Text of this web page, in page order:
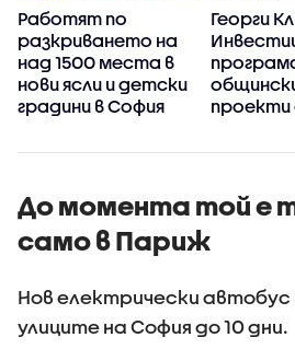
Работят по
разкриването на
над 1500 места в
нови ясли и детски
градини в София
Георги
До момента той е
само в Париж
Нов електрически автобус
улиците на София до 10 дни.